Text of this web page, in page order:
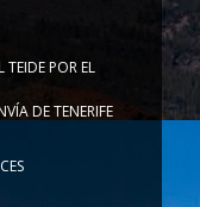
TEIDE POR EL
DE TENERIFE